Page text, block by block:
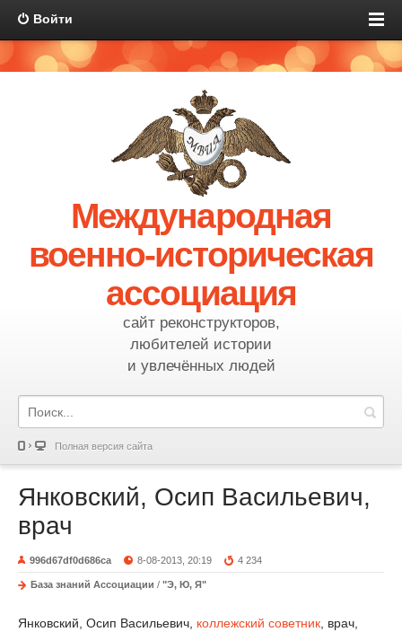
Войти
Международная
военно-историческая
ассоциация
сайт реконструкторов,
любителей истории
и увлечённых людей
Полная версия сайта
Янковский, Осип Васильевич,
врач
996d67df0d686ca 8-08-2013, 20:19 4 234
База знаний Ассоциации / "Э, Ю, Я"
Янковский, Осип Васильевич, коллежский советник , врач,